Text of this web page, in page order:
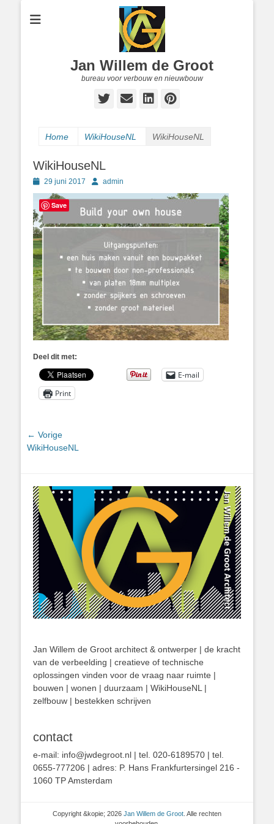
Jan Willem de Groot
bureau voor verbouw en nieuwbouw
Twitter
E-
LinkedIn
Pinterest
Home WikiHouseNL WikiHouseNL
WikiHouseNL
Geplaatst
op
29 juni 2017 Authoradmin
Deel dit met:
E-mail
Print
Bericht
navigatie
← Vorige
Vorig
WikiHouseNL
Jan Willem de Groot architect & ontwerper | de kracht
van de verbeelding | creatieve of technische
oplossingen vinden voor de vraag naar ruimte |
bouwen | wonen | duurzaam | WikiHouseNL |
zelfbouw | bestekken schrijven
contact
e-mail: info@jwdegroot.nl | tel. 020-6189570 | tel.
0655-777206 | adres: P. Hans Frankfurtersingel 216 -
1060 TP Amsterdam
Copyright &kopie; 2026 Jan Willem de Groot . Alle rechten
Save